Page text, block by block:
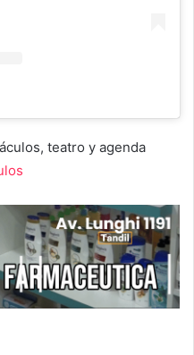
teatro y agenda